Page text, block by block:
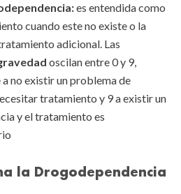
es entendida como
cuando este no existe o la
adicional. Las
oscilan entre 0 y 9,
no existir un problema de
tratamiento y 9 a existir un
y el tratamiento es
la Drogodependencia